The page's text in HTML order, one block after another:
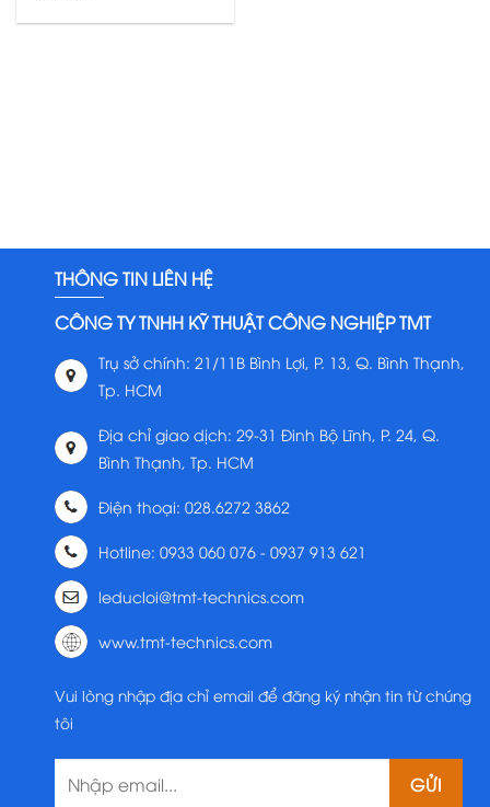
THÔNG TIN LIÊN HỆ
CÔNG TY TNHH KỸ THUẬT CÔNG NGHIỆP TMT
Trụ sở chính: 21/11B Bình Lợi, P. 13, Q. Bình Thạnh,
Tp. HCM
Địa chỉ giao dịch: 29-31 Đinh Bộ Lĩnh, P. 24, Q.
Bình Thạnh, Tp. HCM
Điện thoại: 028.6272 3862
Hotline: 0933 060 076 - 0937 913 621
leducloi@tmt-technics.com
www.tmt-technics.com
Vui lòng nhập địa chỉ email để đăng ký nhận tin từ chúng
tôi